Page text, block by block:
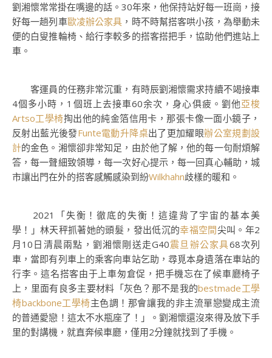
劉湘懷常常掛在嘴邊的話。30年來，他保持站好每一班崗，接
好每一趟列車歐凌辦公家具 ，時不時幫搭客哄小孩，為舉動未
便的白叟推輪椅、給行李較多的搭客搭把手，協助他們進站上
車。
客運員的任務非常沉重，有時辰劉湘懷需求持續不竭接車
4個多小時，1個班上去接車60余次，身心俱疲。劉他亞梭
Artso工學椅掏出他的純金箔信用卡，那張卡像一面小鏡子，
反射出藍光後發Funte電動升降桌出了更加耀眼辦公室規劃設
計的金色。湘懷卻非常知足，由於他了解，他的每一句耐煩解
答，每一聲細致領導，每一次好心提示，每一回真心輔助，城
市讓出門在外的搭客感觸感染到紛Wilkhahn歧樣的暖和。
2021「失衡！徹底的失衡！這違背了宇宙的基本美
學！」林天秤抓著她的頭髮，發出低沉的幸福空間尖叫。年2
月10日清晨兩點，劉湘懷剛送走G40震旦辦公家具68次列
車，當即有列車上的乘客向車站乞助，尋覓本身遺落在車站的
行李。這名搭客由于上車匆倉促，把手機忘在了候車廳椅子
上，里面有良多主要材料「灰色？那不是我的bestmade工學
椅backbone工學椅主色調！那會讓我的非主流單戀變成主流
的普通愛戀！這太不水瓶座了！」。劉湘懷還沒來得及放下手
里的對講機，就直奔候車廳，僅用2分鐘就找到了手機。